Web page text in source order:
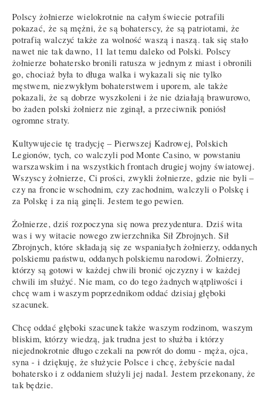
Polscy żołnierze wielokrotnie na całym świecie potrafili
pokazać, że są mężni, że są bohaterscy, że są patriotami, że
potrafią walczyć także za wolność waszą i naszą. tak się stało
nawet nie tak dawno, 11 lat temu daleko od Polski. Polscy
żołnierze bohatersko bronili ratusza w jednym z miast i obronili
go, chociaż była to długa walka i wykazali się nie tylko
męstwem, niezwykłym bohaterstwem i uporem, ale także
pokazali, że są dobrze wyszkoleni i że nie działają brawurowo,
bo żaden polski żołnierz nie zginął, a przeciwnik poniósł
ogromne straty.
Kultywujecie tę tradycję – Pierwszej Kadrowej, Polskich
Legionów, tych, co walczyli pod Monte Casino, w powstaniu
warszawskim i na wszystkich frontach drugiej wojny światowej.
Wszyscy żołnierze, Ci prości, zwykli żołnierze, gdzie nie byli –
czy na froncie wschodnim, czy zachodnim, walczyli o Polskę i
za Polskę i za nią ginęli. Jestem tego pewien.
Żołnierze, dziś rozpoczyna się nowa prezydentura. Dziś wita
was i wy witacie nowego zwierzchnika Sił Zbrojnych. Sił
Zbrojnych, które składają się ze wspaniałych żołnierzy, oddanych
polskiemu państwu, oddanych polskiemu narodowi. Żołnierzy,
którzy są gotowi w każdej chwili bronić ojczyzny i w każdej
chwili im służyć. Nie mam, co do tego żadnych wątpliwości i
chcę wam i waszym poprzednikom oddać dzisiaj głęboki
szacunek.
Chcę oddać głęboki szacunek także waszym rodzinom, waszym
bliskim, którzy wiedzą, jak trudna jest to służba i którzy
niejednokrotnie długo czekali na powrót do domu - męża, ojca,
syna - i dziękuję, że służycie Polsce i chcę, żebyście nadal
bohatersko i z oddaniem służyli jej nadal. Jestem przekonany, że
tak będzie.